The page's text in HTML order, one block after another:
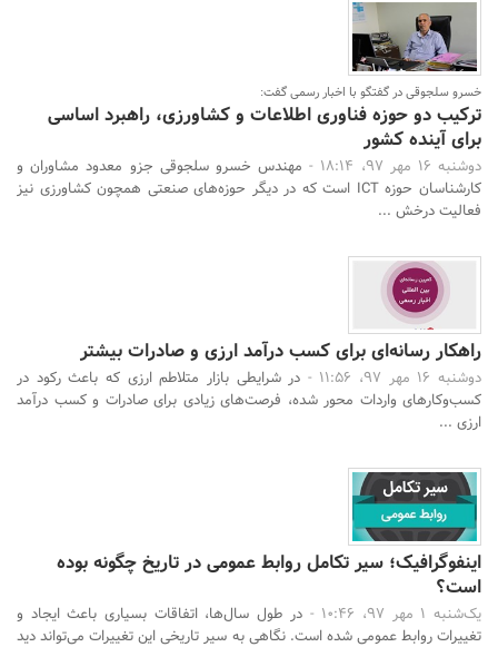
خسرو سلجوقی در گفتگو با اخبار رسمی گفت:
ترکیب دو حوزه فناوری اطلاعات و کشاورزی، راهبرد اساسی
برای آینده کشور
دوشنبه 16 مهر 97، 18:14 -
مهندس خسرو سلجوقی جزو معدود مشاوران و
کارشناسان حوزه ICT است که در دیگر حوزه‌های صنعتی همچون کشاورزی نیز
فعالیت درخش ...
راهکار رسانه‌ای برای کسب درآمد ارزی و صادرات بیشتر
دوشنبه 16 مهر 97، 11:56 -
در شرایطی بازار متلاطم ارزی که باعث رکود در
کسب‌وکارهای واردات محور شده، فرصت‌های زیادی برای صادرات و کسب درآمد
ارزی ...
اینفوگرافیک؛ سیر تکامل روابط عمومی در تاریخ چگونه بوده
است؟
یک‌شنبه 1 مهر 97، 10:46 -
در طول سال‌ها، اتفاقات بسیاری باعث ایجاد و
تغییرات روابط عمومی شده است. نگاهی به سیر تاریخی این تغییرات می‌تواند دید